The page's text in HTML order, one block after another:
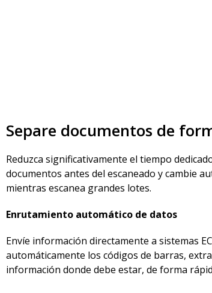
Separe documentos de
Reduzca significativamente el tiempo
documentos antes del escaneado y cambie
mientras escanea grandes lotes.
Enrutamiento automático de datos
Envíe información directamente a sistemas
automáticamente los códigos de barras,
información donde debe estar, de forma